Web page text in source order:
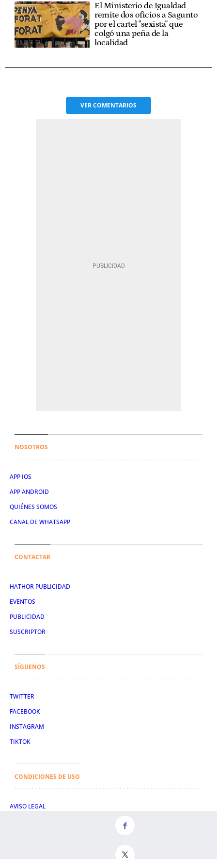
El Ministerio de Igualdad
remite dos oficios a Sagunto
por el cartel "sexista" que
colgó una peña de la
localidad
VERCOMENTARIOS
NOSOTROS
APP IOS
APP ANDROID
QUIÉNES SOMOS
CANAL DE WHATSAPP
CONTACTAR
HATHOR PUBLICIDAD
EVENTOS
PUBLICIDAD
SUSCRIPTOR
SÍGUENOS
TWITTER
FACEBOOK
INSTAGRAM
TIKTOK
CONDICIONES DE USO
AVISO LEGAL